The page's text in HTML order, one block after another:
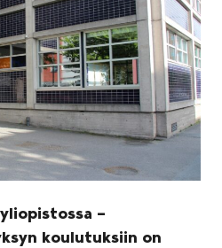
–
koulutuksiin on